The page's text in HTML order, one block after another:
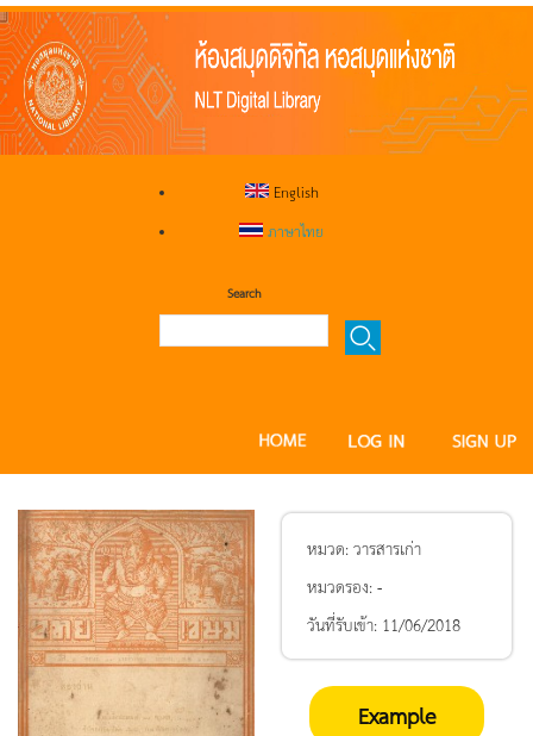
English
ภาษาไทย
Search
หมวด:วารสารเก่า
หมวดรอง:-
วันที่รับเข้า: 11/06/2018
Example